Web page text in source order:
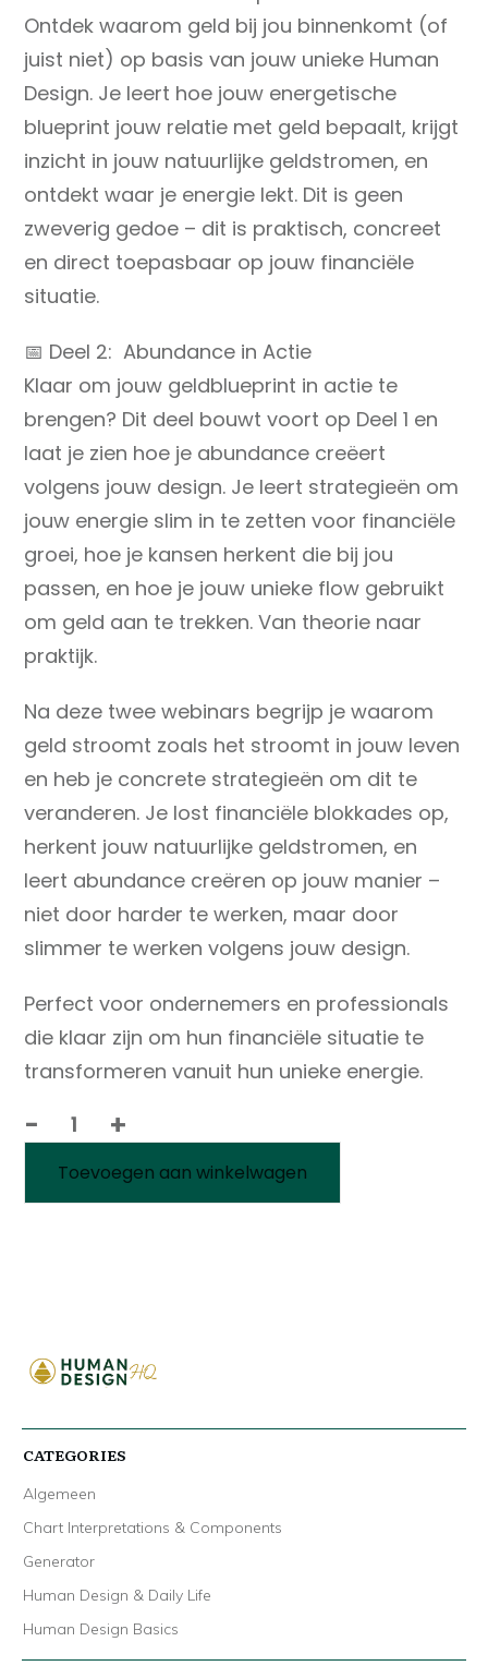
Ontdek waarom geld bij jou binnenkomt (of
juist niet) op basis van jouw unieke Human
Design. Je leert hoe jouw energetische
blueprint jouw relatie met geld bepaalt, krijgt
inzicht in jouw natuurlijke geldstromen, en
ontdekt waar je energie lekt. Dit is geen
zweverig gedoe – dit is praktisch, concreet
en direct toepasbaar op jouw financiële
situatie.
📅 Deel 2: Abundance in Actie
Klaar om jouw geldblueprint in actie te
brengen? Dit deel bouwt voort op Deel 1 en
laat je zien hoe je abundance creëert
volgens jouw design. Je leert strategieën om
jouw energie slim in te zetten voor financiële
groei, hoe je kansen herkent die bij jou
passen, en hoe je jouw unieke flow gebruikt
om geld aan te trekken. Van theorie naar
praktijk.
Na deze twee webinars begrijp je waarom
geld stroomt zoals het stroomt in jouw leven
en heb je concrete strategieën om dit te
veranderen. Je lost financiële blokkades op,
herkent jouw natuurlijke geldstromen, en
leert abundance creëren op jouw manier –
niet door harder te werken, maar door
slimmer te werken volgens jouw design.
Perfect voor ondernemers en professionals
die klaar zijn om hun financiële situatie te
transformeren vanuit hun unieke energie.
-
Human
Design
Webinar
+
Toevoegen aan winkelwagen
CATEGORIES
Algemeen
Chart Interpretations & Components
Generator
Human Design & Daily Life
Human Design Basics